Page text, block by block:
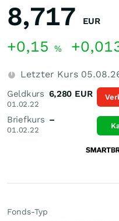
8,717 EUR
+0,15 %
Letzter Kurs
Geldkurs
01.02.22
6,280 EUR
Briefkurs
01.02.22
–
Fonds-Typ